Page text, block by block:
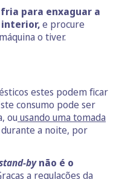
para enxaguar a
interior,e procure
o tiver.
estes podem ficar
consumo pode ser
ou usando uma tomada
a noite, por
bynão é o
a regulações da